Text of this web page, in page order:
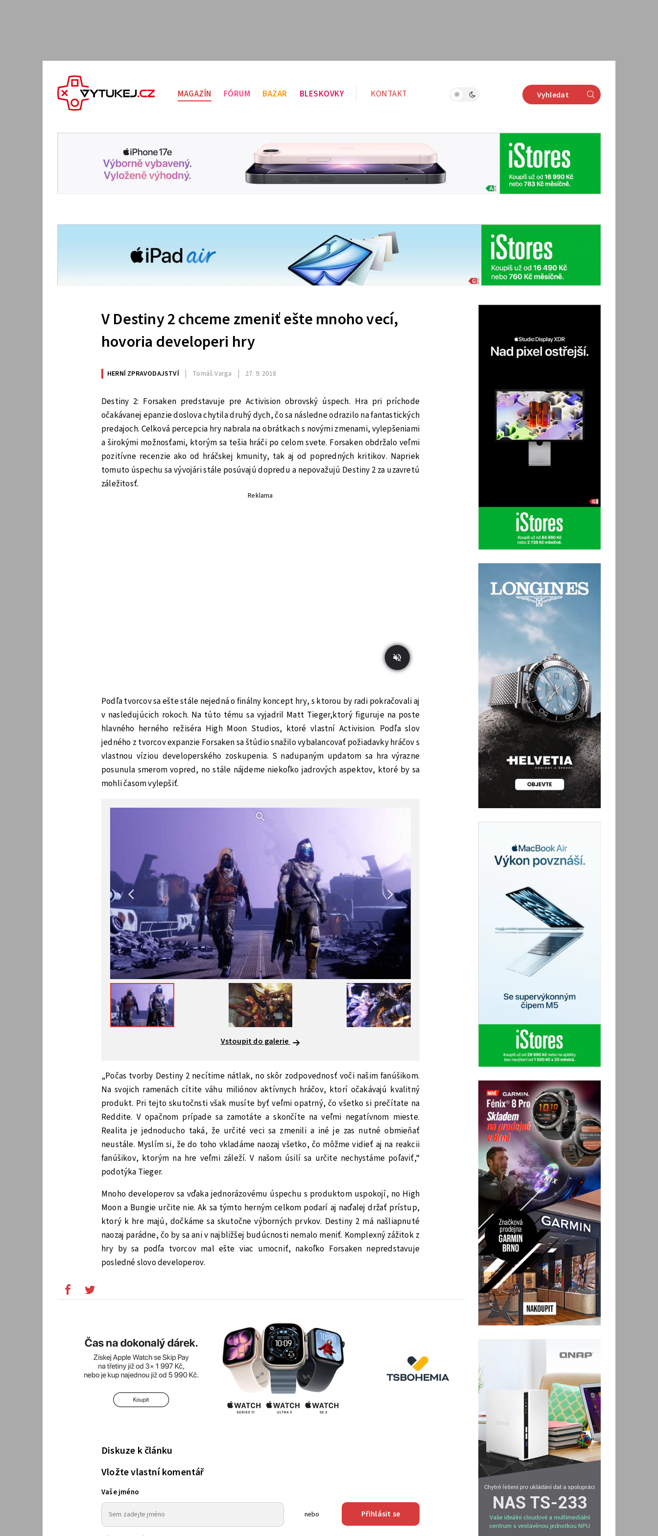
MAGAZÍN FÓRUM BAZAR BLESKOVKY KONTAKT Vyhledat
V Destiny 2 chceme zmeniť ešte mnoho vecí,
hovoria developeri hry
HERNÍ ZPRAVODAJSTVÍ Tomáš Varga 27. 9. 2018
Destiny 2: Forsaken predstavuje pre Activision obrovský úspech. Hra pri príchode
očakávanej epanzie doslova chytila druhý dych, čo sa následne odrazilo na fantastických
predajoch. Celková percepcia hry nabrala na obrátkach s novými zmenami, vylepšeniami
a širokými možnosťami, ktorým sa tešia hráči po celom svete. Forsaken obdržalo veľmi
pozitívne recenzie ako od hráčskej kmunity, tak aj od popredných kritikov. Napriek
tomuto úspechu sa vývojári stále posúvajú dopredu a nepovažujú Destiny 2 za uzavretú
záležitosť.
Reklama
Podľa tvorcov sa ešte stále nejedná o finálny koncept hry, s ktorou by radi pokračovali aj
v nasledujúcich rokoch. Na túto tému sa vyjadril Matt Tieger,ktorý figuruje na poste
hlavného herného režiséra High Moon Studios, ktoré vlastní Activision. Podľa slov
jedného z tvorcov expanzie Forsaken sa štúdio snažilo vybalancovať požiadavky hráčov s
vlastnou víziou developerského zoskupenia. S nadupaným updatom sa hra výrazne
posunula smerom vopred, no stále nájdeme niekoľko jadrových aspektov, ktoré by sa
mohli časom vylepšiť.
Vstoupit do galerie
„Počas tvorby Destiny 2 necítime nátlak, no skôr zodpovednosť voči našim fanúšikom.
Na svojich ramenách cítite váhu miliónov aktívnych hráčov, ktorí očakávajú kvalitný
produkt. Pri tejto skutočnsti však musíte byť veľmi opatrný, čo všetko si prečítate na
Reddite. V opačnom prípade sa zamotáte a skončíte na veľmi negatívnom mieste.
Realita je jednoducho taká, že určité veci sa zmenili a iné je zas nutné obmieňať
neustále. Myslím si, že do toho vkladáme naozaj všetko, čo môžme vidieť aj na reakcii
fanúšikov, ktorým na hre veľmi záleží. V našom úsilí sa určite nechystáme poľaviť,“
podotýka Tieger.
Mnoho developerov sa vďaka jednorázovému úspechu s produktom uspokojí, no High
Moon a Bungie určite nie. Ak sa týmto herným celkom podarí aj naďalej držať prístup,
ktorý k hre majú, dočkáme sa skutočne výborných prvkov. Destiny 2 má našliapnuté
naozaj parádne, čo by sa ani v najbližšej budúcnosti nemalo meniť. Komplexný zážitok z
hry by sa podľa tvorcov mal ešte viac umocniť, nakoľko Forsaken nepredstavuje
posledné slovo developerov.
Diskuze k článku
Vložte vlastní komentář
Vaše jméno
nebo Přihlásit se